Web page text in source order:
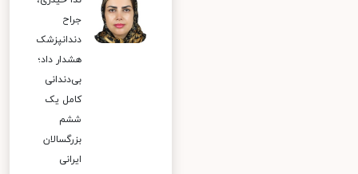
جراح
دندانپزشک
هشدار داد؛
بی‌دندانی
کامل یک
ششم
بزرگسالان
ایرانی